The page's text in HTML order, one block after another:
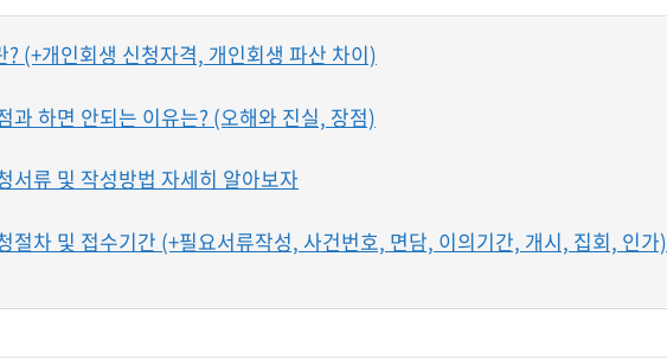
? (+개인회생 신청자격, 개인회생 파산 차이)
과 하면 안되는 이유는? (오해와 진실, 장점)
서류 및 작성방법 자세히 알아보자
절차 및 접수기간 (+필요서류작성, 사건번호, 면담, 이의기간, 개시, 집회, 인가)